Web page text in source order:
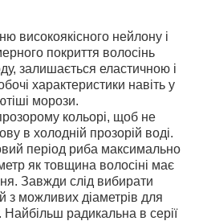
високоякісного нейлону і
покриття волосінь
залишається еластичною і
характеристики навіть у
морози.
кольорі, щоб не
в холодній прозорій воді.
період риба максимально
як товщина волосіні має
Завжди слід вибирати
з можливих діаметрів для
Найбільш радикальна в серії